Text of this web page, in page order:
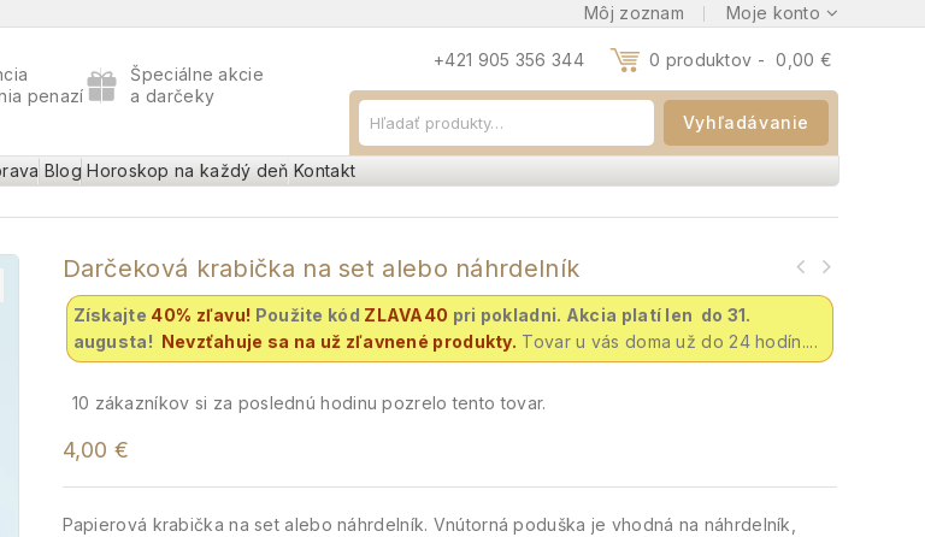
Môj zoznam Moje konto
penazí
Špeciálne akcie
a darčeky
+421 905 356 344 0 produktov - 0,00 €
Vyhľadávanie
Blog Horoskop na každý deň Kontakt
Darčeková krabička na set alebo náhrdelník
Získajte 40% zľavu! Použite kód ZLAVA40 pri pokladni. Akcia platí len do 31.
augusta! Nevzťahuje sa na už zľavnené produkty. Tovar u vás doma už do 24 hodín....
10 zákazníkov si za poslednú hodinu pozrelo tento tovar.
4,00€
Papierová krabička na set alebo náhrdelník. Vnútorná poduška je vhodná na náhrdelník,